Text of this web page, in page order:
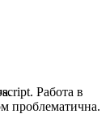
Работа в
проблематична.